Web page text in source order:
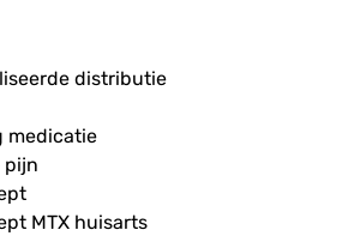
distributie
medicatie
pijn
MTX huisarts